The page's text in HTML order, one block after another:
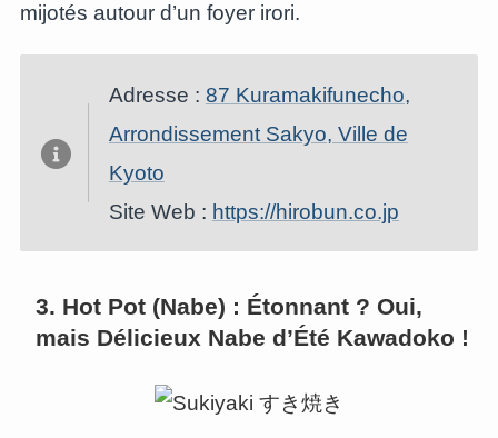
mijotés autour d’un foyer irori.
Adresse : 87 Kuramakifunecho,
Arrondissement Sakyo, Ville de
Kyoto
Site Web : https://hirobun.co.jp
3. Hot Pot (Nabe) : Étonnant ? Oui,
mais Délicieux Nabe d’Été Kawadoko !